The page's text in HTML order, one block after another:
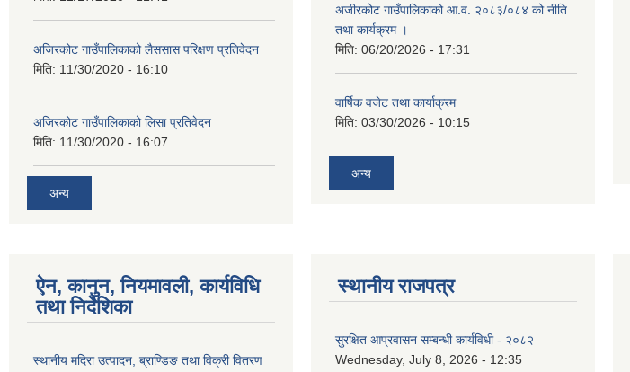
अजिरकोट गाउँपालिकाको लैससास परिक्षण प्रतिवेदन
मिति: 11/30/2020 - 16:10
अजिरकोट गाउँपालिकाको लिसा प्रतिवेदन
मिति: 11/30/2020 - 16:07
अन्य
अजीरकोट गाउँपालिकाको आ.व. २०८३/०८४ को नीति
तथा कार्यक्रम ।
मिति: 06/20/2026 - 17:31
वार्षिक वजेट तथा कार्याक्रम
मिति: 03/30/2026 - 10:15
अन्य
ऐन, कानुन, नियमावली, कार्यविधि
तथा निर्देशिका
स्थानीय मदिरा उत्पादन, ब्राण्डिङ तथा विक्री वितरण
स्थानीय राजपत्र
सुरक्षित आप्रवासन सम्बन्धी कार्यविधी - २०८२
Wednesday, July 8, 2026 - 12:35